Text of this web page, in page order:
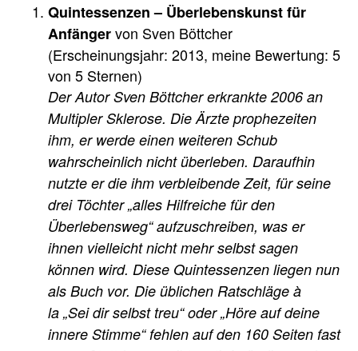
Quintessenzen – Überlebenskunst für
Anfängervon Sven Böttcher
(Erscheinungsjahr: 2013, meine Bewertung: 5
von 5 Sternen)
Der Autor Sven Böttcher erkrankte 2006 an
Multipler Sklerose. Die Ärzte prophezeiten
ihm, er werde einen weiteren Schub
wahrscheinlich nicht überleben. Daraufhin
nutzte er die ihm verbleibende Zeit, für seine
drei Töchter „alles Hilfreiche für den
Überlebensweg“ aufzuschreiben, was er
ihnen vielleicht nicht mehr selbst sagen
können wird. Diese Quintessenzen liegen nun
als Buch vor. Die üblichen Ratschläge à
la „Sei dir selbst treu“ oder „Höre auf deine
innere Stimme“ fehlen auf den 160 Seiten fast